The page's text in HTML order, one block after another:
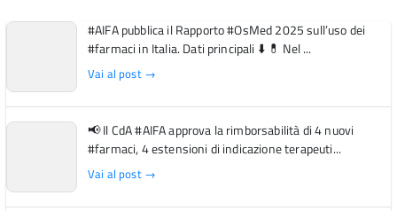
#AIFA pubblica il Rapporto #OsMed 2025 sull’uso dei
#farmaci in Italia. Dati principali ⬇️ 💊 Nel ...
Vai al post →
📢 Il CdA #AIFA approva la rimborsabilità di 4 nuovi
#farmaci, 4 estensioni di indicazione terapeuti...
Vai al post →